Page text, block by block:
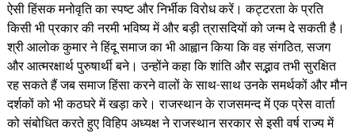
ऐसी हिंसक मनोवृति का स्पष्ट और निर्भीक विरोध करें। कट्टरता के प्रति
किसी भी प्रकार की नरमी भविष्य में और बड़ी त्रासदियों को जन्म दे सकती है।
श्री आलोक कुमार ने हिंदू समाज का भी आह्वान किया कि वह संगठित, सजग
और आत्मरक्षार्थ पुरुषार्थी बने। उन्होंने कहा कि शांति और सद्भाव तभी सुरक्षित
रह सकते हैं जब समाज हिंसा करने वालों के साथ-साथ उनके समर्थकों और मौन
दर्शकों को भी कठघरे में खड़ा करे। राजस्थान के राजसमन्द में एक प्रेस वार्ता
को संबोधित करते हुए विहिप अध्यक्ष ने राजस्थान सरकार से इसी वर्ष राज्य में